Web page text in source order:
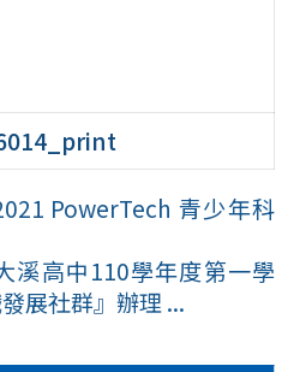
PowerTech 青少年科
溪高中110學年度第一學
展社群』辦理 ...